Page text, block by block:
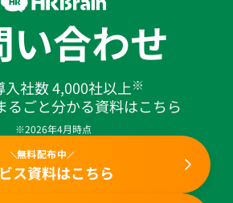
い合わせ
入社数 4,000社以上※
るごと分かる資料はこちら
※2026年4月時点
無料配布中
ス資料はこちら